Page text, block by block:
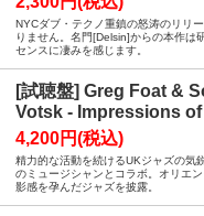
NYCダブ・テクノ重鎮の怒涛のリリ
りません。名門[Delsin]からの本作は
センスに凄みを感じます。
[試聴盤] Greg Foat &
Votsk - Impressions
4,200円(税込)
精力的な活動を続けるUKジャズの気
のミュージシャンとコラボ。オリエ
影感を孕んだジャズを披露。